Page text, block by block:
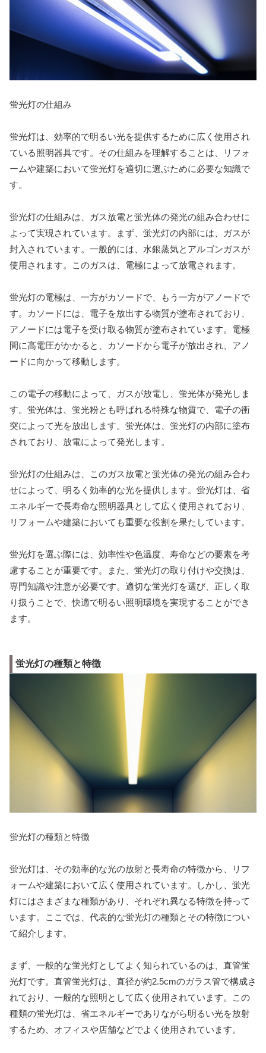
蛍光灯の仕組み
蛍光灯は、効率的で明るい光を提供するために広く使用され
ている照明器具です。その仕組みを理解することは、リフォ
ームや建築において蛍光灯を適切に選ぶために必要な知識で
す。
蛍光灯の仕組みは、ガス放電と蛍光体の発光の組み合わせに
よって実現されています。まず、蛍光灯の内部には、ガスが
封入されています。一般的には、水銀蒸気とアルゴンガスが
使用されます。このガスは、電極によって放電されます。
蛍光灯の電極は、一方がカソードで、もう一方がアノードで
す。カソードには、電子を放出する物質が塗布されており、
アノードには電子を受け取る物質が塗布されています。電極
間に高電圧がかかると、カソードから電子が放出され、アノ
ードに向かって移動します。
この電子の移動によって、ガスが放電し、蛍光体が発光しま
す。蛍光体は、蛍光粉とも呼ばれる特殊な物質で、電子の衝
突によって光を放出します。蛍光体は、蛍光灯の内部に塗布
されており、放電によって発光します。
蛍光灯の仕組みは、このガス放電と蛍光体の発光の組み合わ
せによって、明るく効率的な光を提供します。蛍光灯は、省
エネルギーで長寿命な照明器具として広く使用されており、
リフォームや建築においても重要な役割を果たしています。
蛍光灯を選ぶ際には、効率性や色温度、寿命などの要素を考
慮することが重要です。また、蛍光灯の取り付けや交換は、
専門知識や注意が必要です。適切な蛍光灯を選び、正しく取
り扱うことで、快適で明るい照明環境を実現することができ
ます。
蛍光灯の種類と特徴
蛍光灯の種類と特徴
蛍光灯は、その効率的な光の放射と長寿命の特徴から、リフ
ォームや建築において広く使用されています。しかし、蛍光
灯にはさまざまな種類があり、それぞれ異なる特徴を持って
います。ここでは、代表的な蛍光灯の種類とその特徴につい
て紹介します。
まず、一般的な蛍光灯としてよく知られているのは、直管蛍
光灯です。直管蛍光灯は、直径が約2.5cmのガラス管で構成さ
れており、一般的な照明として広く使用されています。この
種類の蛍光灯は、省エネルギーでありながら明るい光を放射
するため、オフィスや店舗などでよく使用されています。